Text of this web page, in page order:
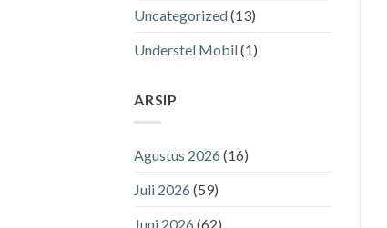
Uncategorized(13)
Understel Mobil(1)
ARSIP
Agustus 2026 (16)
Juli 2026 (59)
Juni 2026 (62)